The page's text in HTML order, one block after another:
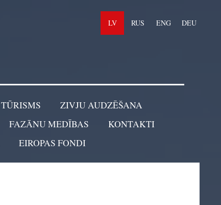
LV RUS ENG DEU
TŪRISMS
ZIVJU AUDZĒŠANA
FAZĀNU MEDĪBAS
KONTAKTI
EIROPAS FONDI